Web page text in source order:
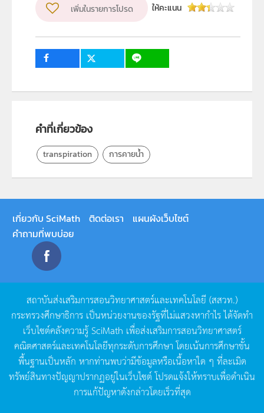
เพิ่มในรายการโปรด ให้คะแนน
คำที่เกี่ยวข้อง
transpiration การคายน้ำ
เกี่ยวกับ SciMath ติดต่อเรา
แผนผังเว็บไซต์
คำถามที่พบบ่อย
สถาบันส่งเสริมการสอนวิทยาศาสตร์และเทคโนโลยี (สสวท.)
กระทรวงศึกษาธิการ เป็นหน่วยงานของรัฐที่ไม่แสวงหากำไรได้จัดทำ
เว็บไซต์คลังความรู้SciMath เพื่อส่งเสริมการสอนวิทยาศาสตร์
คณิตศาสตร์และเทคโนโลยีทุกระดับการศึกษา โดยเน้นการศึกษาขั้น
พื้นฐานเป็นหลัก หากท่านพบว่ามีข้อมูลหรือเนื้อหาใด ๆ ที่ละเมิด
ทรัพย์สินทางปัญญาปรากฏอยู่ในเว็บไซต์โปรดแจ้งให้ทราบเพื่อดำเนิน
การแก้ปัญหาดังกล่าวโดยเร็วที่สุด